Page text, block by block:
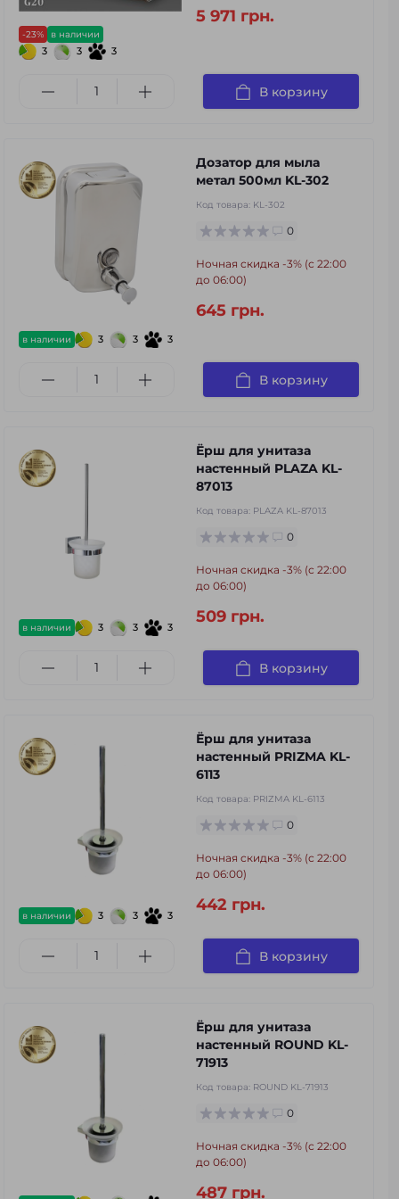
-23% в наличии
3 3 3
5 971 грн.
В корзину
в наличии 3 3 3
Дозатор для мыла
метал 500мл KL-302
Код товара: KL-302
0
Ночная скидка -3% (с 22:00
до 06:00)
645 грн.
В корзину
в наличии 3 3 3
Ёрш для унитаза
настенный PLAZA KL-
87013
Код товара: PLAZA KL-87013
0
Ночная скидка -3% (с 22:00
до 06:00)
509 грн.
В корзину
в наличии 3 3 3
Ёрш для унитаза
настенный PRIZMA KL-
6113
Код товара: PRIZMA KL-6113
0
Ночная скидка -3% (с 22:00
до 06:00)
442 грн.
В корзину
Ёрш для унитаза
настенный ROUND KL-
71913
Код товара: ROUND KL-71913
0
Ночная скидка -3% (с 22:00
до 06:00)
487 грн.